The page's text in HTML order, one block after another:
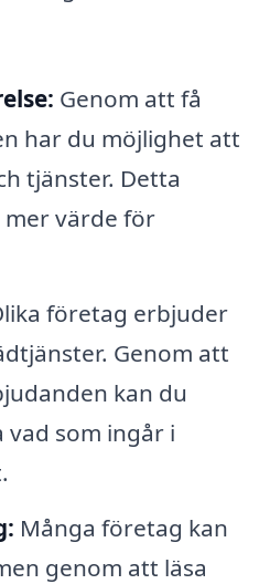
Genom att få
har du möjlighet att
tjänster. Detta
värde för
företag erbjuder
Genom att
kan du
som ingår i
Många företag kan
genom att läsa